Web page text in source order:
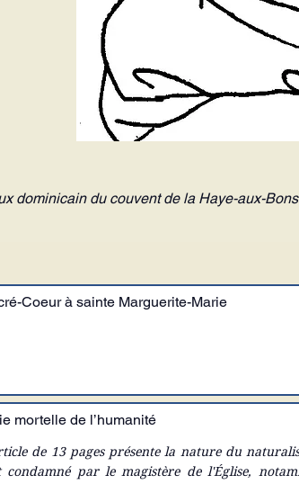
dominicain du couvent de la Haye-aux-
Coeur à sainte Marguerite-Marie
mortelle de l’humanité
de 13 pages présente la nature du
par le magistère de l'Église,